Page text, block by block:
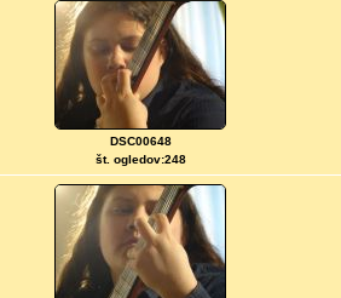
DSC00648
št. ogledov:248